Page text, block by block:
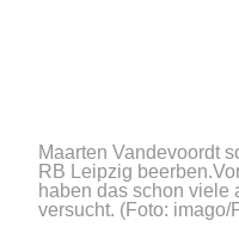
Maarten Vandevoordt
RB Leipzig
haben das schon viele
versucht. (Foto: imago/